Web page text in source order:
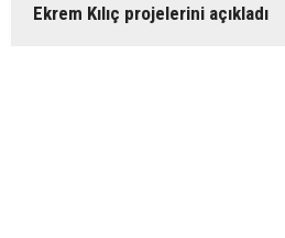
Ekrem Kılıç projelerini açıkladı